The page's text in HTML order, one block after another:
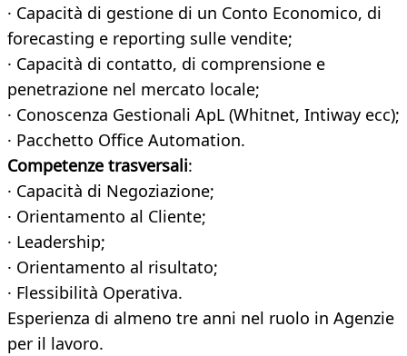
· Capacità di gestione di un Conto Economico, di
forecasting e reporting sulle vendite;
· Capacità di contatto, di comprensione e
penetrazione nel mercato locale;
· Conoscenza Gestionali ApL (Whitnet, Intiway ecc);
· Pacchetto Office Automation.
Competenze trasversali:
· Capacità di Negoziazione;
· Orientamento al Cliente;
· Leadership;
· Orientamento al risultato;
· Flessibilità Operativa.
Esperienza di almeno tre anni nel ruolo in Agenzie
per il lavoro.